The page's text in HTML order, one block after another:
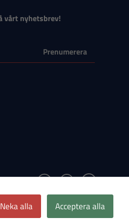
vårt nyhetsbrev!
Neka alla Acceptera alla